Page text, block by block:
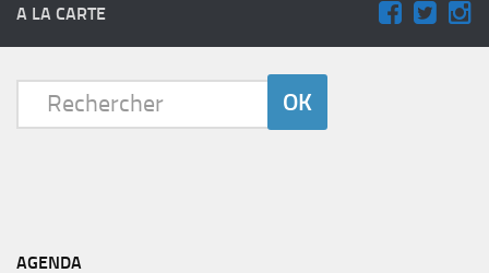
A LA CARTE
AGENDA